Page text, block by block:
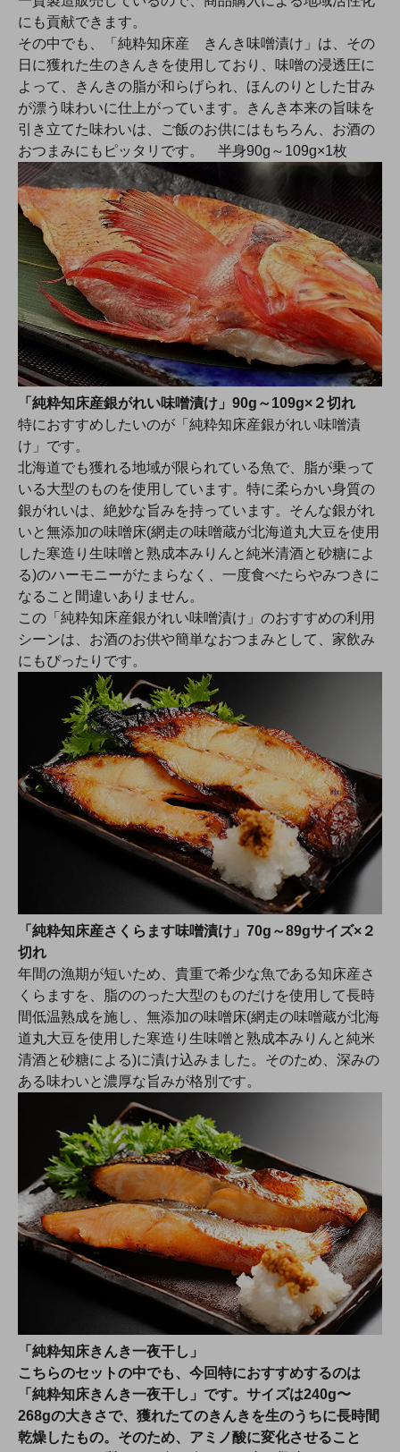
にも貢献できます。
その中でも、「純粋知床産 きんき味噌漬け」は、その
日に獲れた生のきんきを使用しており、味噌の浸透圧に
よって、きんきの脂が和らげられ、ほんのりとした甘み
が漂う味わいに仕上がっています。きんき本来の旨味を
引き立てた味わいは、ご飯のお供にはもちろん、お酒の
おつまみにもピッタリです。 半身90g～109g×1枚
「純粋知床産銀がれい味噌漬け」90g～109g×２切れ
特におすすめしたいのが「純粋知床産銀がれい味噌漬
け」です。
北海道でも獲れる地域が限られている魚で、脂が乗って
いる大型のものを使用しています。特に柔らかい身質の
銀がれいは、絶妙な旨みを持っています。そんな銀がれ
いと無添加の味噌床(網走の味噌蔵が北海道丸大豆を使用
した寒造り生味噌と熟成本みりんと純米清酒と砂糖によ
る)のハーモニーがたまらなく、一度食べたらやみつきに
なること間違いありません。
この「純粋知床産銀がれい味噌漬け」のおすすめの利用
シーンは、お酒のお供や簡単なおつまみとして、家飲み
にもぴったりです。
「純粋知床産さくらます味噌漬け」70g～89gサイズ×２
切れ
年間の漁期が短いため、貴重で希少な魚である知床産さ
くらますを、脂ののった大型のものだけを使用して長時
間低温熟成を施し、無添加の味噌床(網走の味噌蔵が北海
道丸大豆を使用した寒造り生味噌と熟成本みりんと純米
清酒と砂糖による)に漬け込みました。そのため、深みの
ある味わいと濃厚な旨みが格別です。
「純粋知床きんき一夜干し」
こちらのセットの中でも、今回特におすすめするのは
「純粋知床きんき一夜干し」です。サイズは240g〜
268gの大きさで、獲れたてのきんきを生のうちに長時間
乾燥したもの。そのため、アミノ酸に変化させること